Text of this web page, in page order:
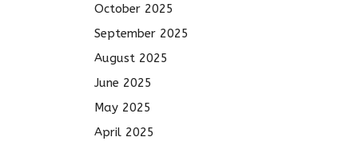
October 2025
September 2025
August 2025
June 2025
May 2025
April 2025